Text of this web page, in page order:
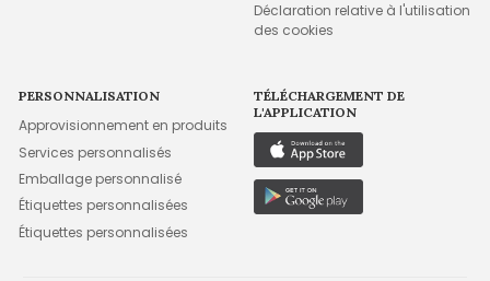
Déclaration relative à l'utilisation
des cookies
PERSONNALISATION
Approvisionnement en produits
Services personnalisés
Emballage personnalisé
Étiquettes personnalisées
Étiquettes personnalisées
TÉLÉCHARGEMENT DE
L'APPLICATION